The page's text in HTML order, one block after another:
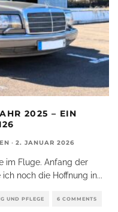
2025 – EIN
· 2. JANUAR 2026
im Fluge. Anfang der
noch die Hoffnung in...
UND PFLEGE 6 COMMENTS